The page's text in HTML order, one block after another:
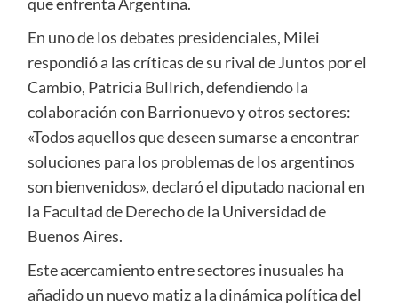
que enfrenta Argentina.
En uno de los debates presidenciales, Milei
respondió a las críticas de su rival de Juntos por el
Cambio, Patricia Bullrich, defendiendo la
colaboración con Barrionuevo y otros sectores:
«Todos aquellos que deseen sumarse a encontrar
soluciones para los problemas de los argentinos
son bienvenidos», declaró el diputado nacional en
la Facultad de Derecho de la Universidad de
Buenos Aires.
Este acercamiento entre sectores inusuales ha
añadido un nuevo matiz a la dinámica política del